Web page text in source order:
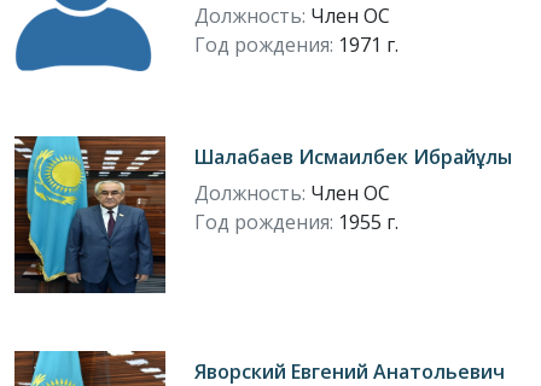
Должность: Член ОС
Год рождения: 1971 г.
Шалабаев Исмаилбек Ибрайұлы
Должность: Член ОС
Год рождения: 1955 г.
Яворский Евгений Анатольевич